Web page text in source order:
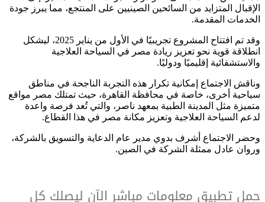
الإقبال المتزايد من السائحين الصينيين على المنتجع، مما يبرز جودة
الخدمات المقدمة.
وقد تم افتتاح المشروع تجريبيًا في الأول من يناير 2025، ليشكل
انطلاقة قوية نحو تعزيز ريادة مصر في السياحة العلاجية
والاستشفائية إقليميًا ودوليًا.
وناقش الاجتماع إمكانية تكرار هذه التجربة الناجحة في مناطق
سياحية أخرى، خاصة في محافظة القاهرة، حيث تمتلك مصر مواقع
متميزة مثل المدينة الطبية بمعهد ناصر، والتي تُعد فرصة واعدة
لدعم السياحة العلاجية وتعزيز مكانة مصر في هذا القطاع.
وحضر الاجتماع أشرف بدوي مدير عام الدعاية والتسويق بالشركة،
وروان عادل ممثلة الشركة في الصين.
حمل تطبيق معلومات مباشر الآن ليصلك كل